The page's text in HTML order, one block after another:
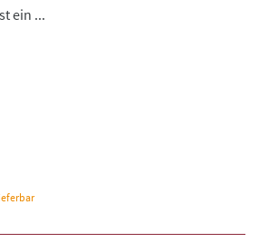
ein ...